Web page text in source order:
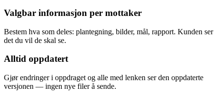
Valgbar informasjon per mottaker
Bestem hva som deles: plantegning, bilder, mål, rapport. Kunden ser
det du vil de skal se.
Alltid oppdatert
Gjør endringer i oppdraget og alle med lenken ser den oppdaterte
versjonen — ingen nye filer å sende.